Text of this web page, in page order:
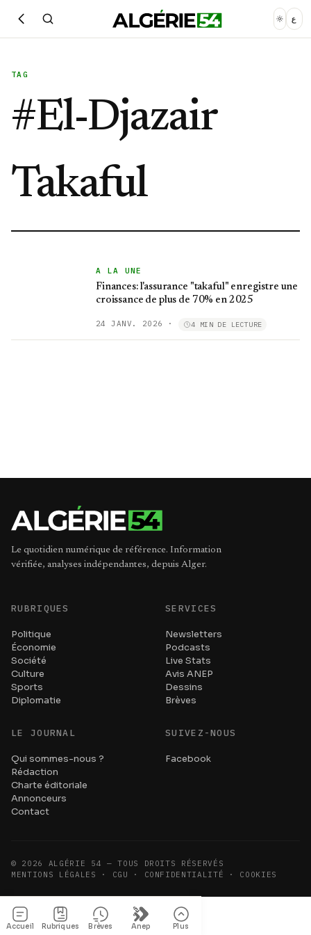
ع
TAG
#El-Djazair
Takaful
A LA UNE
Finances: l'assurance "takaful" enregistre une
croissance de plus de 70% en 2025
24 JANV. 2026 · 4 MIN DE LECTURE
Le quotidien numérique de référence. Information
vérifiée, analyses indépendantes, depuis Alger.
RUBRIQUES
Politique
Économie
Société
Culture
Sports
Diplomatie
SERVICES
Newsletters
Podcasts
Live Stats
Avis ANEP
Dessins
Brèves
LE JOURNAL
Qui sommes-nous ?
Rédaction
Charte éditoriale
Annonceurs
Contact
SUIVEZ-NOUS
Facebook
© 2026
ALGÉRIE 54 — TOUS DROITS RÉSERVÉS
MENTIONS LÉGALES · CGU · CONFIDENTIALITÉ · COOKIES
Accueil Rubriques Brèves Anep Plus